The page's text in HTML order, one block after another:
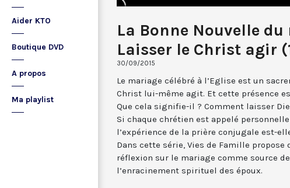
Aider KTO
Boutique DVD
A propos
Ma playlist
La Bonne Nouvelle
Laisser le Christ agir
30/09/2015
Le mariage célébré à l’Eglise est un
Christ lui-même agit. Et cette présence
Que cela signifie-il ? Comment laisser
Si chaque chrétien est appelé
l’expérience de la prière conjugale est-
Dans cette série, Vies de Famille
réflexion sur le mariage comme source
l’enracinement spirituel des époux.